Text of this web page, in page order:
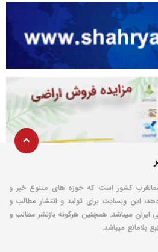
شمالغرب کشور است که حوزه های متنوع خبر و
این وبسایت برای تولید و انتشار مطالب و
ایران میباشد. همچنین هرگونه بازنشر مطالب و
بلامانع میباشد.